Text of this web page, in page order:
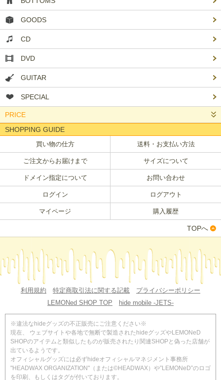
GOODS
CD
DVD
GUITAR
SPECIAL
PRICE
SHOPPING GUIDE
買い物の仕方 送料・お支払い方法
ご注文からお届けまで サイズについて
ドメイン指定について お問い合わせ
ログイン ログアウト
マイページ 購入履歴
TOPへ
利用規約 特定商取引法に関する記載
プライバシーポリシー
LEMONed SHOP TOP
hide mobile -JETS-
※違法なhideグッズの不正販売にご注意ください※
現在、 ウェブサイトや各地で無断で製造されたhideグッズやLEMONeD
SHOPのアイテムと類似したものが販売されたり関連SHOPと偽った店舗が
出ているようです。
オフィシャルグッズには必ずhideオフィシャルマネジメント事務所
"HEADWAX ORGANIZATION"（または©HEADWAX）や”LEMONeD”のロゴ
を印刷、もしくはタグが付いております。